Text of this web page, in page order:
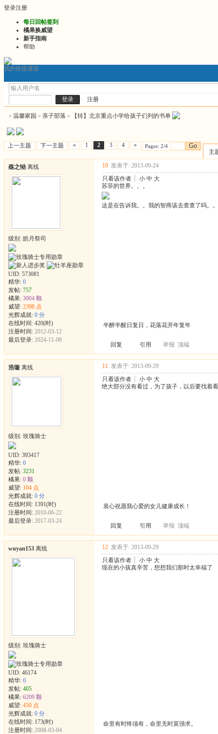
登录注册
每日回帖签到
橘果换威望
新手指南
帮助
我的快捷通道
论坛
注册
» 温馨家园 » 亲子部落 » 【转】北京重点小学给孩子们列的书单
上一主题 下一主题 « 1 2 3 4 » Pages: 2/4 Go
主
殇之恸 离线
级别: 皓月祭司
UID: 573081
精华: 0
发帖: 757
橘果: 3004 颗
威望: 2398 点
光辉成就: 0 分
在线时间: 420(时)
注册时间: 2012-03-12
最后登录: 2024-11-08
10 发表于: 2013-09-24
只看该作者 ┊ 小 中 大
苏菲的世界。。。
这是在告诉我。。我的智商该去查查了吗。
半醉半醒日复日，花落花开年复年
回复 引用 举报 顶端
浩璇 离线
级别: 玫瑰骑士
UID: 393417
精华: 0
发帖: 3231
橘果: 0 颗
威望: 104 点
光辉成就: 0 分
在线时间: 1391(时)
注册时间: 2010-06-22
最后登录: 2017-03-24
11 发表于: 2013-09-29
只看该作者 ┊ 小 中 大
绝大部分没有看过，为了孩子，以后要找着
衷心祝愿我心爱的女儿健康成长！
回复 引用 举报 顶端
wuyan153 离线
级别: 玫瑰骑士
UID: 46174
精华: 0
发帖: 405
橘果: 6209 颗
威望: 450 点
光辉成就: 0 分
在线时间: 173(时)
注册时间: 2008-03-04
12 发表于: 2013-09-29
只看该作者 ┊ 小 中 大
现在的小孩真辛苦，想想我们那时太幸福了
命里有时终须有，命里无时莫强求。